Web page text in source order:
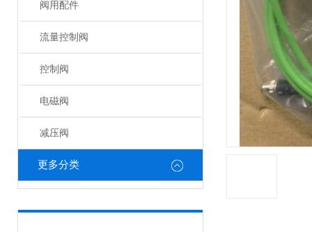
阀用配件
流量控制阀
控制阀
电磁阀
减压阀
更多分类